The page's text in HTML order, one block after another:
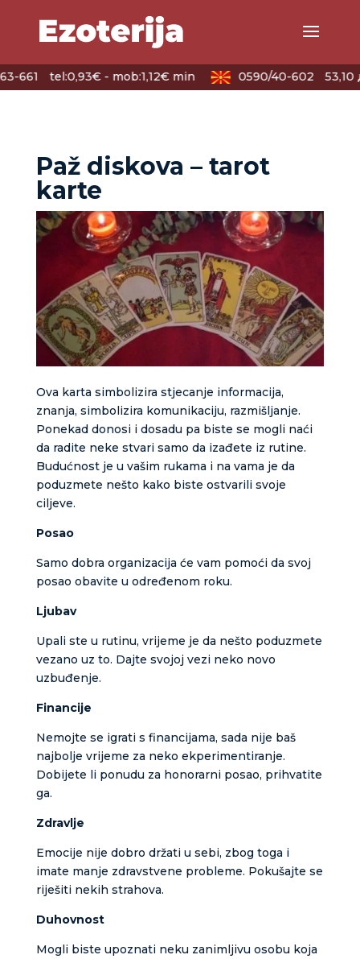
661 tel:0,93€ - mob:1,12€ min 0590/40-602 53,10
Paž diskova – tarot
karte
Ova karta simbolizira stjecanje informacija,
znanja, simbolizira komunikaciju, razmišljanje.
Ponekad donosi i dosadu pa biste se mogli naći
da radite neke stvari samo da izađete iz rutine.
Budućnost je u vašim rukama i na vama je da
poduzmete nešto kako biste ostvarili svoje
ciljeve.
Posao
Samo dobra organizacija će vam pomoći da svoj
posao obavite u određenom roku.
Ljubav
Upali ste u rutinu, vrijeme je da nešto poduzmete
vezano uz to. Dajte svojoj vezi neko novo
uzbuđenje.
Financije
Nemojte se igrati s financijama, sada nije baš
najbolje vrijeme za neko ekperimentiranje.
Dobijete li ponudu za honorarni posao, prihvatite
ga.
Zdravlje
Emocije nije dobro držati u sebi, zbog toga i
imate manje zdravstvene probleme. Pokušajte se
riješiti nekih strahova.
Duhovnost
Mogli biste upoznati neku zanimljivu osobu koja